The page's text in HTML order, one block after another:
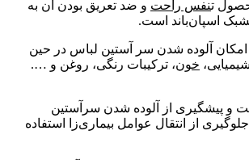
تنفس راحت و ضد تعریق بودن آن به‌
اسپان‌باند است.
امکان آلوده شدن سر آستین لباس در حین
خون، ترکیبات رنگی، روغن و ….
و پیشگیری از آلوده شدن سرآستین
از انتقال عوامل بیماری‌زا استفاده